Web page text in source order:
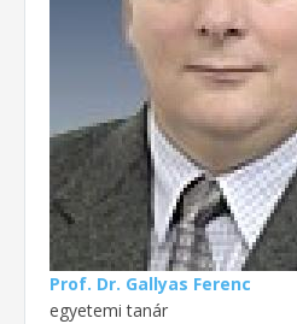
Prof. Dr. Gallyas Ferenc
egyetemi tanár